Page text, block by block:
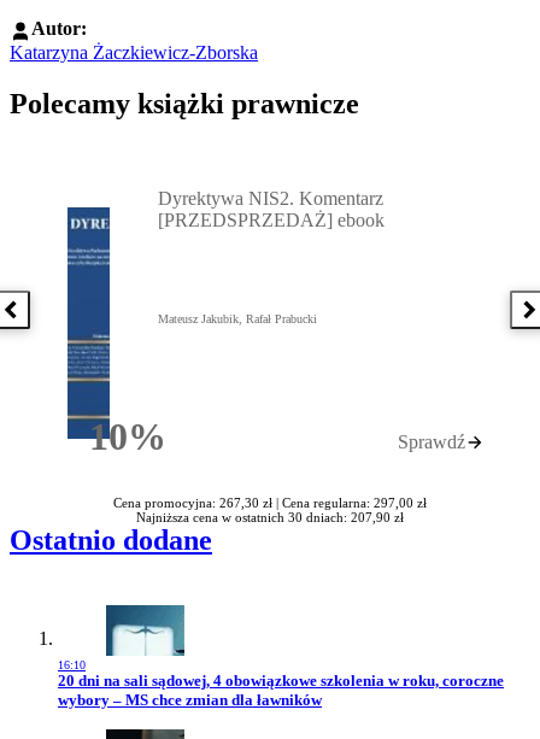
Autor:
Katarzyna Żaczkiewicz-Zborska
Polecamy książki prawnicze
Poprzednia książka
10%Rabatu
Dyrektywa NIS2. Komentarz
[PRZEDSPRZEDAŻ] ebook
Mateusz Jakubik, Rafał Prabucki
Sprawdź
Cena promocyjna: 267,30 zł | Cena regularna: 297,00 zł
Najniższa cena w ostatnich 30 dniach: 207,90 zł
Ostatnio dodane
16:10
Przejdź do artykułu:
20 dni na sali sądowej, 4 obowiązkowe szkolenia w roku, coroczne
wybory – MS chce zmian dla ławników